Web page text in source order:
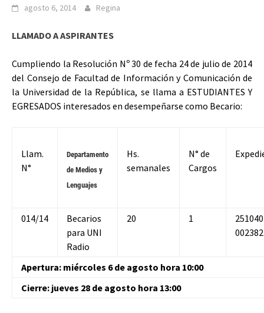
agosto 6, 2014 Regina
LLAMADO A ASPIRANTES
Cumpliendo la Resolución Nº 30 de fecha 24 de julio de 2014
del Consejo de Facultad de Información y Comunicación de
la Universidad de la República, se llama a ESTUDIANTES Y
EGRESADOS interesados en desempeñarse como Becario:
Llam.
N°
Departamento
de Medios y
Lenguajes
Hs.
semanales
N° de
Cargos
014/14
Becarios
para UNI
Radio
20 1
Apertura: miércoles 6 de agosto hora 10:00
Cierre: jueves 28 de agosto hora 13:00